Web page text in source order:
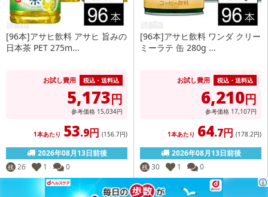
[96本]アサヒ飲料 アサヒ 旨みの
日本茶 PET 275m...
お試し費用 税込・送料込
5,173円
参考価格 15,034円
1本あたり 53.9円 (156.7円)
2026年08月13日前後
残 26 1 0
[96本]アサヒ飲料 ワンダ クリー
ミーラテ 缶 280g ...
お試し費用 税込・送料込
6,210円
参考価格 17,107円
1本あたり 64.7円 (178.2円)
2026年08月13日前後
残 30 1 0